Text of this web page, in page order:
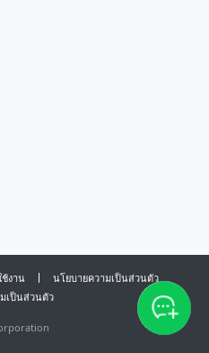
งาน
นโยบายความเป็นส่วนตัว
เป็นส่วนตัว